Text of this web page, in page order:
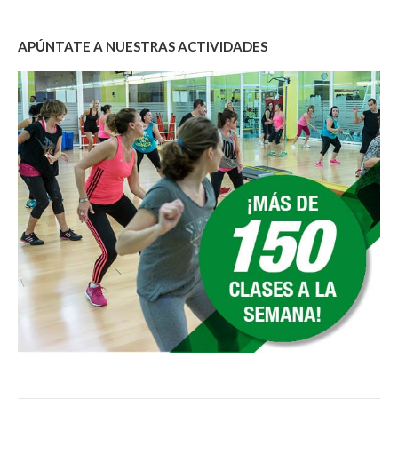
APÚNTATE A NUESTRAS ACTIVIDADES